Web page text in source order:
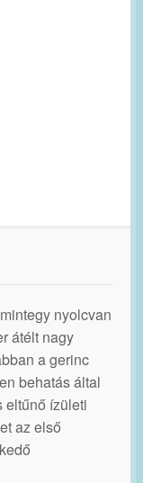
nyolcvan
átélt nagy
a gerinc
behatás által
eltűnő ízületi
az első